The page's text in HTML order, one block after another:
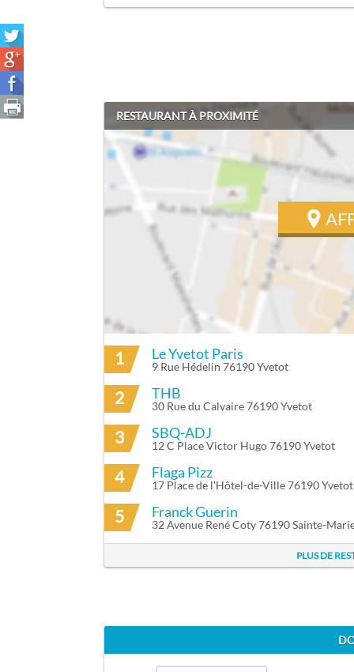
RESTAURANT À PROXIMITÉ
ITINÉRAIRE VERS JEANNETTE YVETOT
1 Le Yvetot Paris
9 Rue Hédelin 76190 Yvetot
2 THB
30 Rue du Calvaire 76190 Yvetot
3 SBQ-ADJ
12 C Place Victor Hugo 76190 Yvetot
4 Flaga Pizz
17 Place de l'Hôtel-de-Ville 76190 Yvetot
5 Franck Guerin
32 Avenue René Coty 76190 Sainte-
PLUS DE